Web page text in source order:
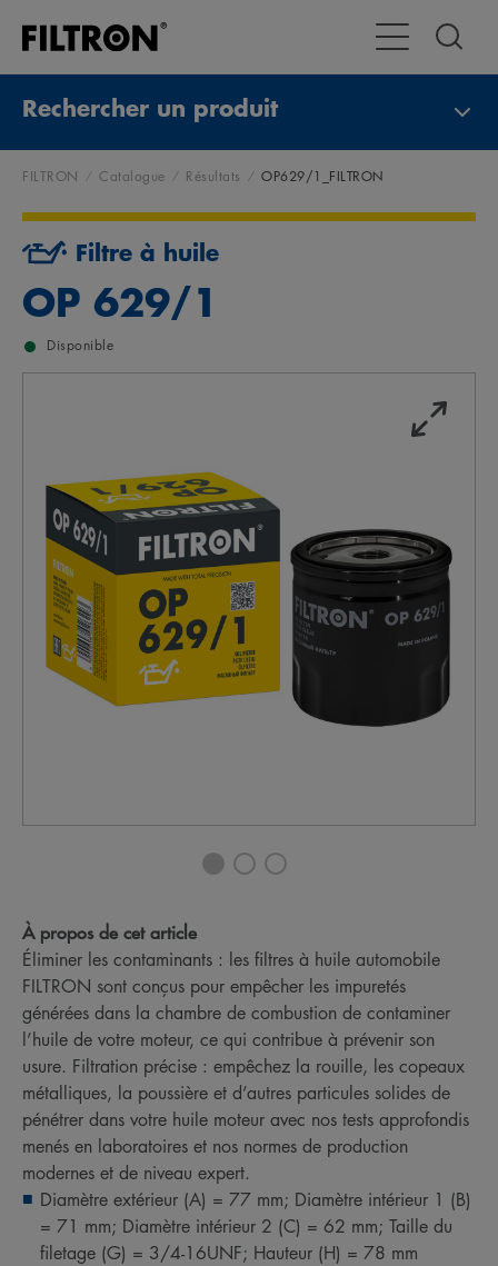
Toggle
Rechercher un produit
FILTRON Catalogue Résultats OP629/1_FILTRON
Filtre à huile
OP 629/1
Disponible
À propos de cet article
Éliminer les contaminants : les filtres à huile automobile
FILTRON sont conçus pour empêcher les impuretés
générées dans la chambre de combustion de contaminer
l’huile de votre moteur, ce qui contribue à prévenir son
usure. Filtration précise : empêchez la rouille, les copeaux
métalliques, la poussière et d’autres particules solides de
pénétrer dans votre huile moteur avec nos tests approfondis
menés en laboratoires et nos normes de production
modernes et de niveau expert.
Diamètre extérieur (A) = 77 mm; Diamètre intérieur 1 (B)
= 71 mm; Diamètre intérieur 2 (C) = 62 mm; Taille du
filetage (G) = 3/4-16UNF; Hauteur (H) = 78 mm